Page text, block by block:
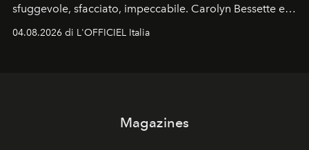
sfuggevole, sfacciato, impeccabile. Carolyn Bessette e
John John Kennedy sono i protagonisti della storia
04.08.2026 di L'OFFICIEL Italia
Magazines